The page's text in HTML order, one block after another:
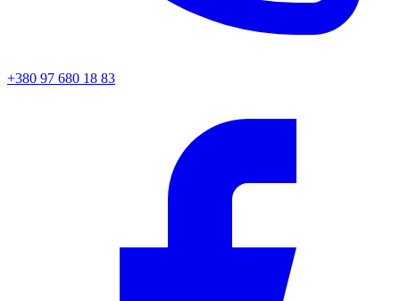
+380 97 680 18 83